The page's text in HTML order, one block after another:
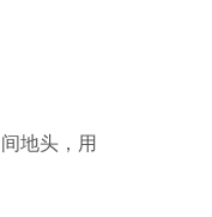
地头，用